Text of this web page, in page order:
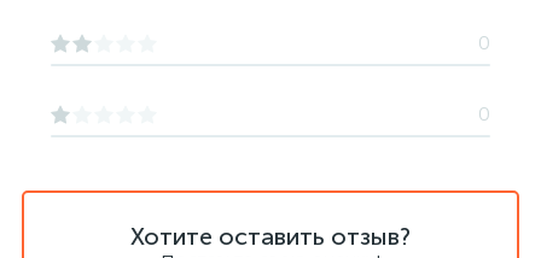
Хотите оставить отзыв?
0
0